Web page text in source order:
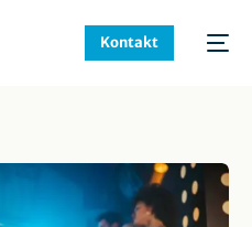
Kontakt